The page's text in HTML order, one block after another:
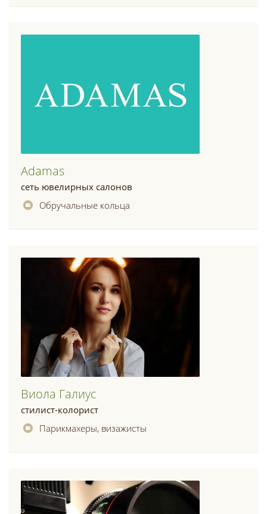
Adamas
сеть ювелирных салонов
Обручальные кольца
Виола Галиус
стилист-колорист
Парикмахеры, визажисты